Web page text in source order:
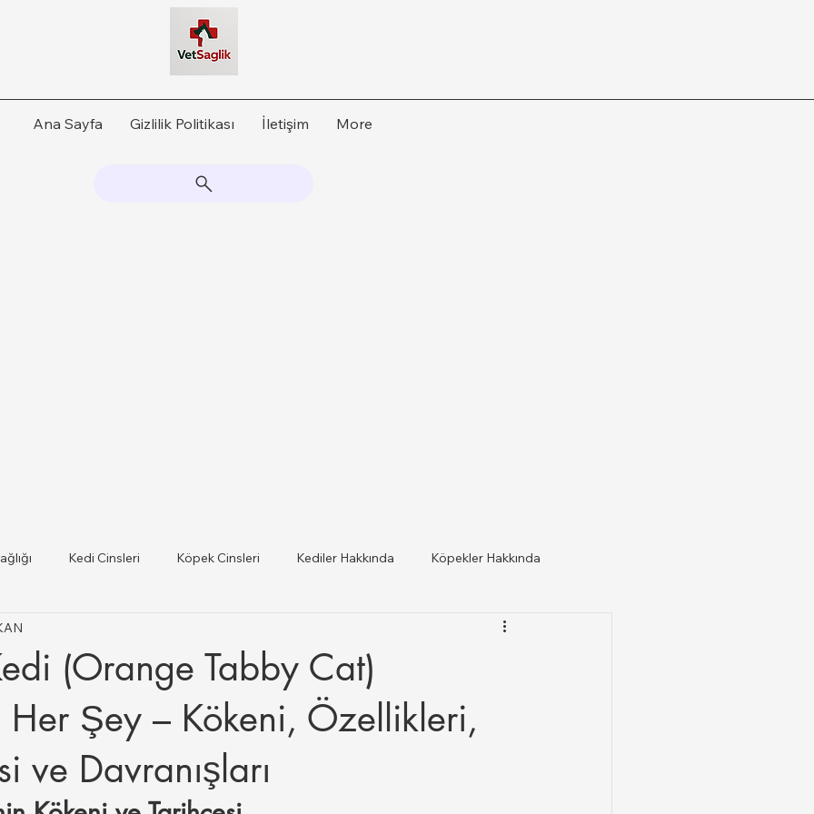
Ana Sayfa Gizlilik Politikası İletişim More
Kedi Cinsleri Köpek Cinsleri Kediler Hakkında Köpekler Hakkında
Veteriner Listesi
(Orange Tabby Cat)
Her Şey – Kökeni, Özellikleri,
ve Davranışları